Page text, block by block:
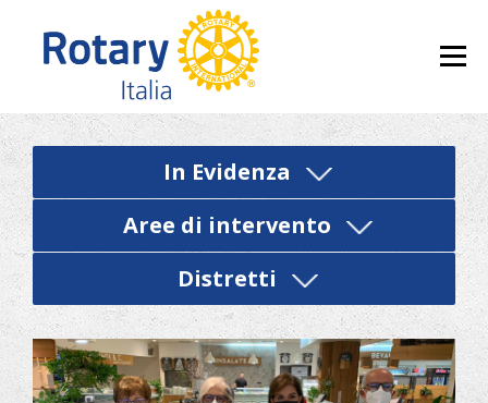
Menu
In Evidenza
Aree di intervento
Distretti